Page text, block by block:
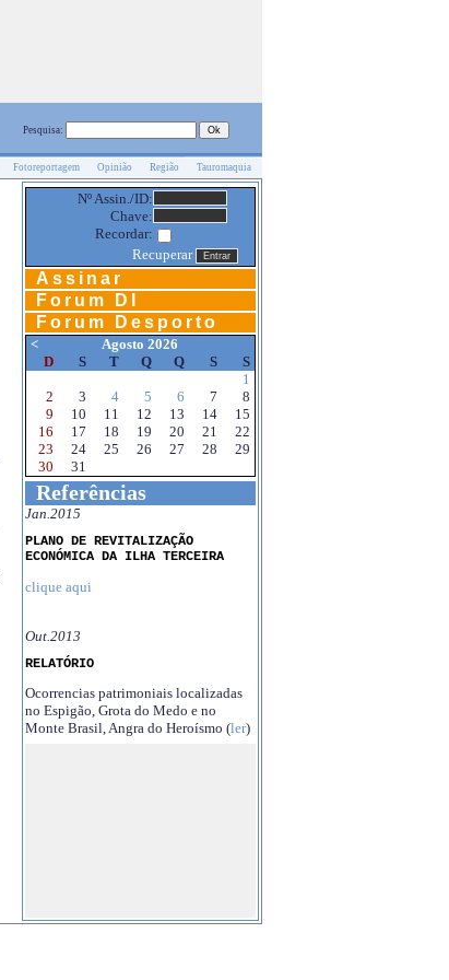
Pesquisa:
Fotoreportagem Opinião Região Tauromaquia
Nº Assin./ID:
Chave:
Recordar:
Recuperar
Assinar
Forum DI
Forum Desporto
<
Agosto 2026
D
S T Q Q S
S
1
2
3 4 5 6 7
8
9
10 11 12 13 14
15
16
17 18 19 20 21
22
23
24 25 26 27 28
29
30
31
Referências
Jan.2015
PLANO DE REVITALIZAÇÃO
ECONÓMICA DA ILHA TERCEIRA
clique aqui
Out.2013
RELATÓRIO
Ocorrencias patrimoniais localizadas
no Espigão, Grota do Medo e no
Monte Brasil, Angra do Heroísmo (ler)